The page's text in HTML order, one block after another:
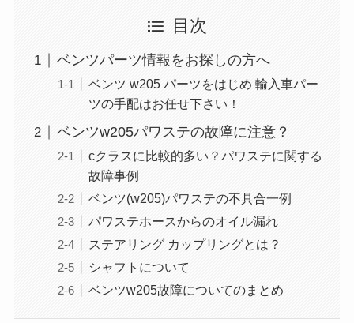
目次
ベンツパーツ情報をお探しの方へ
ベンツ w205 パーツをはじめ 輸入車パー
ツの手配はお任せ下さい！
ベンツw205パワステの故障に注意？
cクラスに比較的多い？パワステに関する
故障事例
ベンツ(w205)パワステの不具合一例
パワステホースからのオイル漏れ
ステアリング カップリングとは？
シャフトについて
ベンツw205故障についてのまとめ